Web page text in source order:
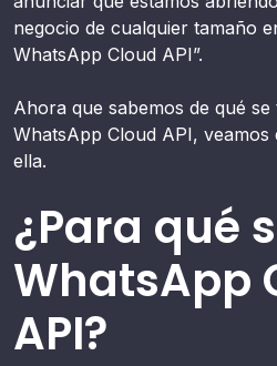
negocio de cualquier tamaño
WhatsApp Cloud API”.
Ahora que sabemos de qué
WhatsApp Cloud API,
ella.
¿Para qué
WhatsApp
API?